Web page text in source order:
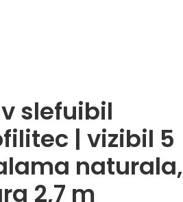
slefuibil
| vizibil 5
naturala,
2,7 m